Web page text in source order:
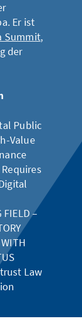
Er ist
Summit,
der
Public
Value
FIELD –
Law